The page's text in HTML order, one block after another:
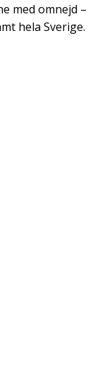
med omnejd –
hela Sverige.